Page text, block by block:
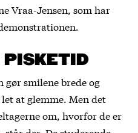
Vraa-Jensen, som har
PISKETID
gør smilene brede og
at glemme. Men det
om, hvorfor de er